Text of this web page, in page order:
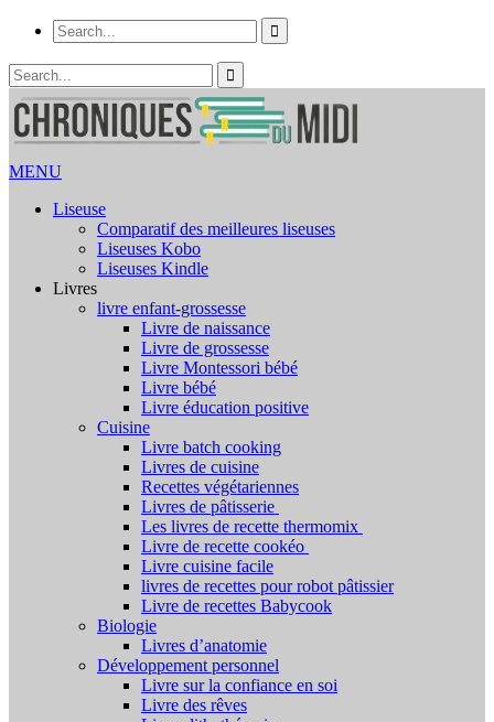
MENU
Liseuse
Comparatif des meilleures liseuses
Liseuses Kobo
Liseuses Kindle
Livres
livre enfant-grossesse
Livre de naissance
Livre de grossesse
Livre Montessori bébé
Livre bébé
Livre éducation positive
Cuisine
Livre batch cooking
Livres de cuisine
Recettes végétariennes
Livres de pâtisserie
Les livres de recette thermomix
Livre de recette cookéo
Livre cuisine facile
livres de recettes pour robot pâtissier
Livre de recettes Babycook
Biologie
Livres d’anatomie
Développement personnel
Livre sur la confiance en soi
Livre des rêves